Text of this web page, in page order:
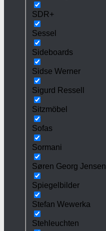
SDR+
Sessel
Sideboards
Sidse Werner
Sigurd Ressell
Sitzmöbel
Sofas
Sormani
Søren Georg Jensen
Spiegelbilder
Stefan Wewerka
Stehleuchten